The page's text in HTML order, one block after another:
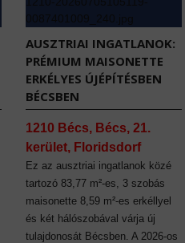
AUSZTRIAI INGATLANOK:
PRÉMIUM MAISONETTE
ERKÉLYES ÚJÉPÍTÉSBEN
BÉCSBEN
1210 Bécs, Bécs, 21.
kerület, Floridsdorf
Ez az ausztriai ingatlanok közé
tartozó 83,77 m²-es, 3 szobás
maisonette 8,59 m²-es erkéllyel
és két hálószobával várja új
tulajdonosát Bécsben. A 2026-os